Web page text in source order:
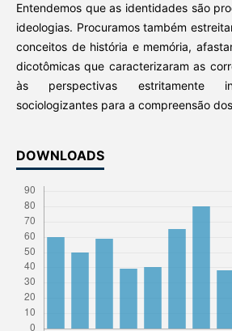
Entendemos que as identidades são
ideologias. Procuramos também
conceitos de história e memória,
dicotômicas que caracterizaram as
às perspectivas estritamente
sociologizantes para a compreensão
DOWNLOADS